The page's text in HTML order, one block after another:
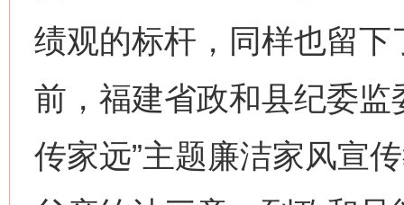
绩观的标杆，同样也留
前，福建省政和县纪委监
传家远”主题廉洁家风宣